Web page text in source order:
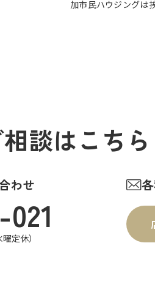
加市民ハウジングは
談はこちら
わせ
定休）